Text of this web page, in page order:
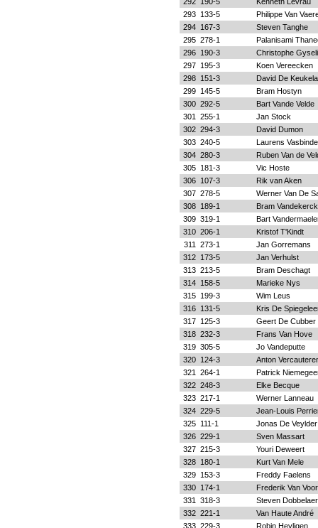
293 133-5
Philippe Van
294 167-3
Steven Tanghe
295 278-1
Palanisami
296 190-3
Christophe
297 195-3
Koen Vereecken
298 151-3
David De
299 145-5
Bram Hostyn
300 292-5
Bart Vande Velde
301
255-1
Jan Stock
302 294-3
David Dumon
303 240-5
Laurens
304 280-3
Ruben Van de
305 181-3
Vic Hoste
306 107-3
Rik van Aken
307 278-5
Werner Van De
308 189-1
Bram
309 319-1
Bart
310 206-1
Kristof T'Kindt
311
273-1
Jan Gorremans
312 173-5
Jan Verhulst
313 213-5
Bram Deschagt
314 158-5
Marieke Nys
315 199-3
Wim Leus
316 131-5
Kris De
317 125-3
Geert De Cubber
318 232-3
Frans Van Hove
319 305-5
Jo Vandeputte
320 124-3
Anton
321
264-1
Patrick
322 248-3
Elke Becque
323 217-1
Werner Lanneau
324 229-5
Jean-Louis
325 111-1
Jonas De Veylder
326 229-1
Sven Massart
327 215-3
Youri Deweert
328 180-1
Kurt Van Mele
329 153-3
Freddy Faelens
330 174-1
Frederik Van
331
318-3
Steven
332 221-1
Van Haute André
333 229-3
Robin Heyligen